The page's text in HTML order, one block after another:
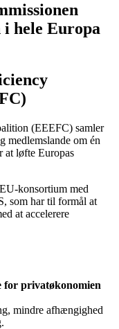
hele Europa
(EEEFC) samler
medlemslande om én
at løfte Europas
konsortium med
som har til formål at
at accelerere
for privatøkonomien
mindre afhængighed